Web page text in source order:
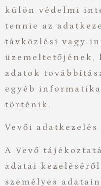
külön védelmi
tennie az
távközlési vagy
üzemeltetőjének,
adatok
egyéb
történik.
Vevői adatkezelés
A Vevő
adatai
személyes